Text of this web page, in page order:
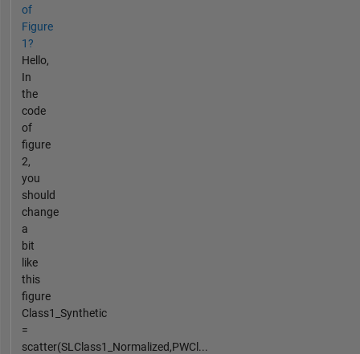
of
Figure
1?
Hello,
In
the
code
of
figure
2,
you
should
change
a
bit
like
this
figure
Class1_Synthetic
=
scatter(SLClass1_Normalized,PWCl...